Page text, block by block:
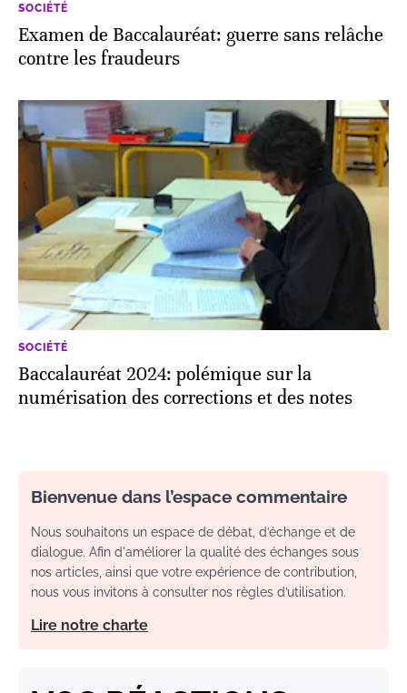
SOCIÉTÉ
Examen de Baccalauréat: guerre sans relâche
contre les fraudeurs
SOCIÉTÉ
Baccalauréat 2024: polémique sur la
numérisation des corrections et des notes
Bienvenue dans l’espace commentaire
Nous souhaitons un espace de débat, d’échange et de
dialogue. Afin d'améliorer la qualité des échanges sous
nos articles, ainsi que votre expérience de contribution,
nous vous invitons à consulter nos règles d’utilisation.
Lire notre charte